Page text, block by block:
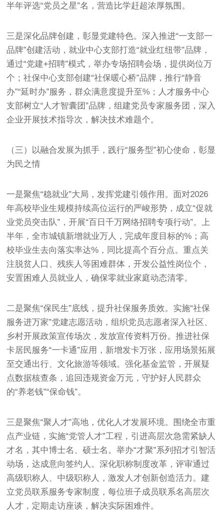
半年评选“党员之星”名，营造比学赶超浓厚氛围。
三是深化品牌创建，彰显党建特色。深入推进“一支部一
品牌”创建活动，就业中心支部打造“就业红纽带”品牌，
通过“党建+招聘”模式，举办专场招聘会场，提供岗位万
个；社保中心支部创建“社保暖心桥”品牌，推行“静音
办”“延时办”服务，群众满意度提升至%；人才服务中心
支部树立“人才智囊团”品牌，组建党员专家服务团，深入
企业开展技术指导次，解决技术难题个。
（三）以融合发展为抓手，践行“服务型”初心使命，彰显
为民之情
一是聚焦“稳就业”大局，发挥党建引领作用。面对2026
年高校毕业生规模持续高位运行的严峻形势，成立“促就
业党员突击队”，开展“百日千万网络招聘专项行动”。上
半年，全市城镇新增就业万人，完成年度目标的%；高
校毕业生去向落实率达%，同比提高个百分点。重点关
注脱贫人口、残疾人等困难群体，开发公益性岗位个，
安置困难人员就业人，确保零就业家庭动态清零。
二是聚焦“保民生”底线，提升社保服务质效。实施“社保
服务进万家”党建志愿活动，组织党员志愿者深入社区、
乡村开展政策宣传场次，发放宣传资料万份。推进社保
卡居民服务“一卡通”应用，新增发卡万张，应用场景拓展
至交通出行、文化旅游等领域。强化基金监管，开展疑
点数据核查条，追回违规资金万元，守护好人民群众
的“养老钱”“保命钱”。
三是聚焦“聚人才”高地，优化人才发展环境。围绕全市重
点产业链，实施“党管人才”工程，引进高层次急需紧缺人
才名，其中博士名、硕士名。举办“才聚”系列招才引智活
动场，达成意向签约人。深化职称制度改革，评审通过
高级职称人、中级职称人，激发人才创新创造活力。建
立党员联系服务专家制度，每位班子成员联系名高层次
人才，定期走访座谈，解决实际困难件。